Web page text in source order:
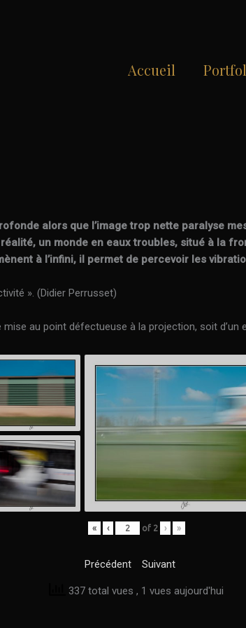
Accueil
alors que l’image trop nette paralyse
un monde en eaux troubles, situé à la
à l’infini, il permet de percevoir les
». (Didier Perrusset)
au point défectueuse à la projection, soit
« ‹ of 2 › »
Précédent Suivant
337 total vues , 1 vues aujourd'hui